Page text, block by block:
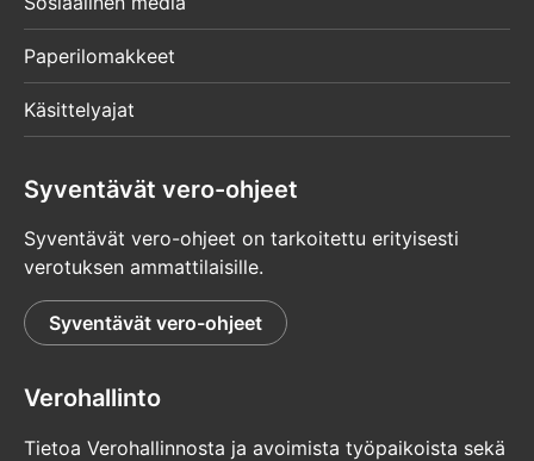
Paperilomakkeet
Käsittelyajat
Syventävät vero-ohjeet
Syventävät vero-ohjeet on tarkoitettu erityisesti
verotuksen ammattilaisille.
Syventävät vero-ohjeet
Verohallinto
Tietoa Verohallinnosta ja avoimista työpaikoista sekä